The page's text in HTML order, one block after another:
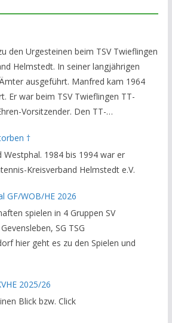
den Urgesteinen beim TSV Twieflingen
Helmstedt. In seiner langjährigen
ausgeführt. Manfred kam 1964
Er war beim TSV Twieflingen TT-
Vorsitzender. Den TT-
er als Staffelleiter. Zuletzt war er
im Kreisverband. Im
Bartels / Vorsitzender
†
1984 bis 1994 war er
Kreisverband Helmstedt e.V.
GF/WOB/HE 2026
spielen in 4 Gruppen SV
SG TSG
hier geht es zu den Spielen und
2025/26
Blick bzw. Click